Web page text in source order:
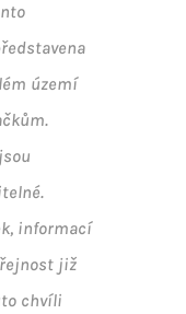
území
informací
již
chvíli